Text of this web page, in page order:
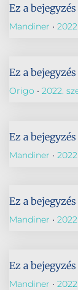
Ez a
Mandiner
Ez a
Origo 2022.
Ez a
Mandiner
Ez a
Mandiner
Ez a
Mandiner